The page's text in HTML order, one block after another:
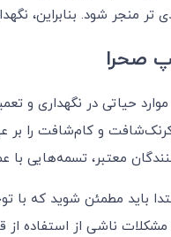
منجر شود. بنابراین،
موارد حیاتی در نگهداری و
و کام‌شافت را بر
معتبر، تسمه‌هایی
باید مطمئن شوید که با
مشکلات ناشی از